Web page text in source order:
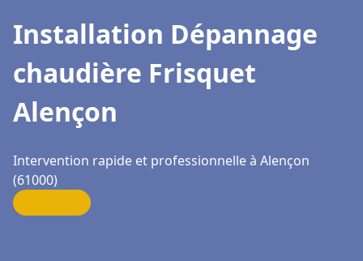
Installation Dépannage
chaudière Frisquet
Alençon
Intervention rapide et professionnelle à Alençon
(61000)